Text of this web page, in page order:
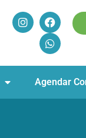
Agendar